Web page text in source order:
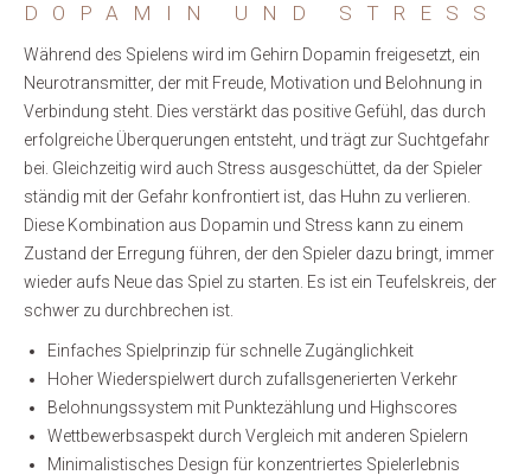
DOPAMIN UND STRESS
Während des Spielens wird im Gehirn Dopamin freigesetzt, ein
Neurotransmitter, der mit Freude, Motivation und Belohnung in
Verbindung steht. Dies verstärkt das positive Gefühl, das durch
erfolgreiche Überquerungen entsteht, und trägt zur Suchtgefahr
bei. Gleichzeitig wird auch Stress ausgeschüttet, da der Spieler
ständig mit der Gefahr konfrontiert ist, das Huhn zu verlieren.
Diese Kombination aus Dopamin und Stress kann zu einem
Zustand der Erregung führen, der den Spieler dazu bringt, immer
wieder aufs Neue das Spiel zu starten. Es ist ein Teufelskreis, der
schwer zu durchbrechen ist.
Einfaches Spielprinzip für schnelle Zugänglichkeit
Hoher Wiederspielwert durch zufallsgenerierten Verkehr
Belohnungssystem mit Punktezählung und Highscores
Wettbewerbsaspekt durch Vergleich mit anderen Spielern
Minimalistisches Design für konzentriertes Spielerlebnis